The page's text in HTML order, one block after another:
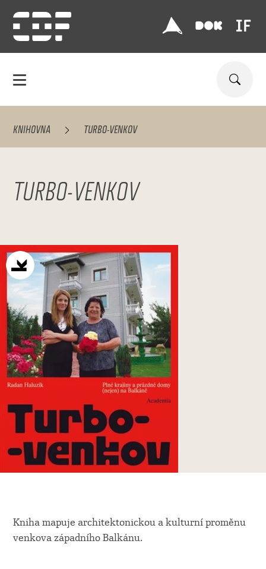
KNIHOVNA TURBO-VENKOV
TURBO-VENKOV
Kniha mapuje architektonickou a kulturní proměnu
venkova západního Balkánu.